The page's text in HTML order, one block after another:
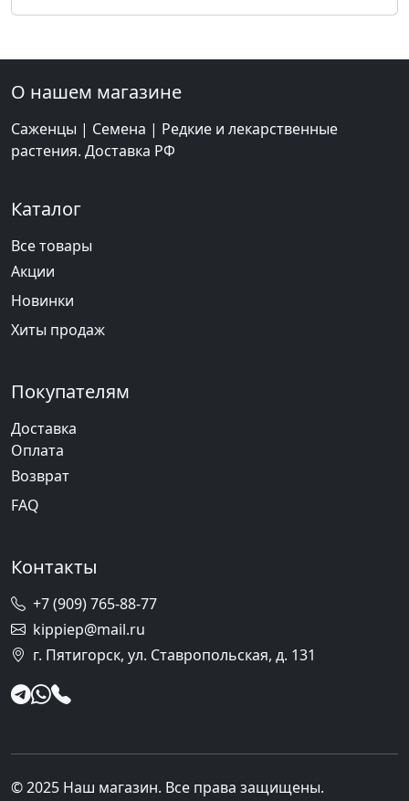
О нашем магазине
Саженцы | Семена | Редкие и лекарственные
растения. Доставка РФ
Каталог
Все товары
Акции
Новинки
Хиты продаж
Покупателям
Доставка
Оплата
Возврат
FAQ
Контакты
+7 (909) 765-88-77
kippiep@mail.ru
г. Пятигорск, ул. Ставропольская, д. 131
© 2025 Наш магазин. Все права защищены.